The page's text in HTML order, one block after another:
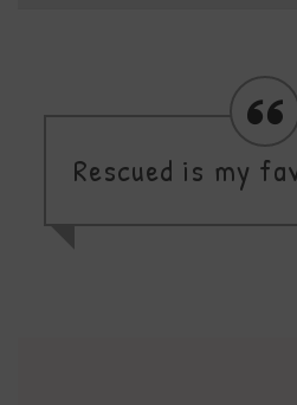
Rescued is my